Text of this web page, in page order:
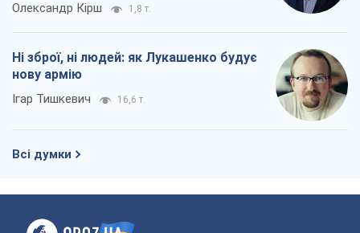
Олександр Кірш 1,8 т.
Ні зброї, ні людей: як Лукашенко будує
нову армію
Ігар Тишкевич 16,6 т.
Всі думки